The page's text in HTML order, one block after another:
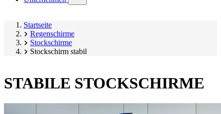
submenu)
Startseite
Regenschirme
Stockschirme
Stockschirm stabil
STABILE STOCKSCHIRME